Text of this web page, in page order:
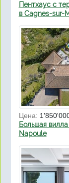
Пентхаус с
в Cagnes-sur-
Цена:
Большая
Napoule